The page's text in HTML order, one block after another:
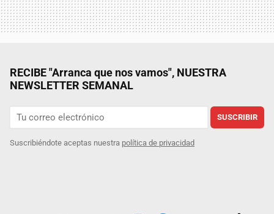
RECIBE "Arranca que nos vamos", NUESTRA
NEWSLETTER SEMANAL
SUSCRIBIR
Suscribiéndote aceptas nuestra política de privacidad